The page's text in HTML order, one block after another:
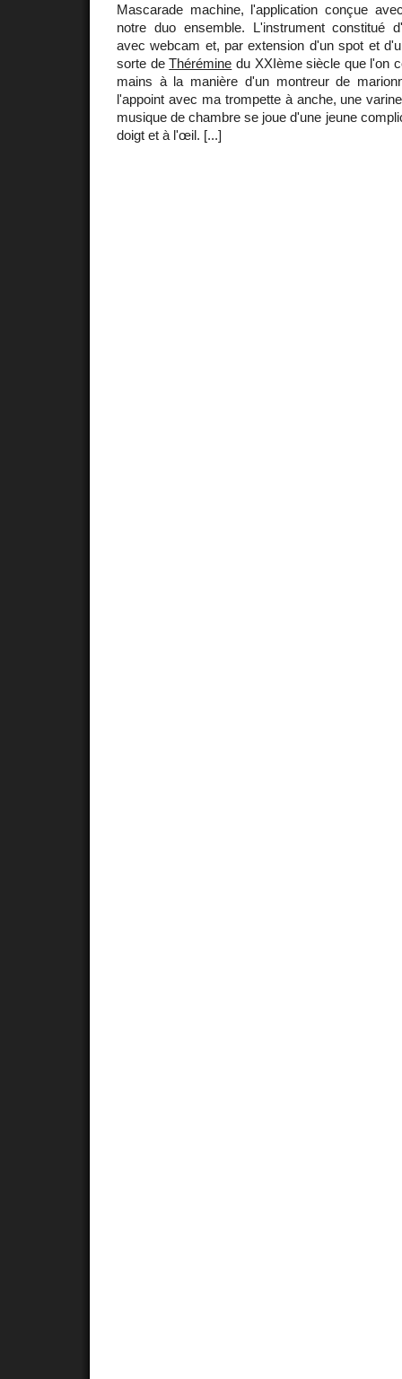
Mascarade machine, l'application conçue
notre duo ensemble. L'instrument constitué
avec webcam et, par extension d'un spot et
sorte deThérémine du XXIème siècle que l'on
mains à la manière d'un montreur de
l'appoint avec ma trompette à anche, une
musique de chambre se joue d'une jeune
doigt et à l'œil. [...]